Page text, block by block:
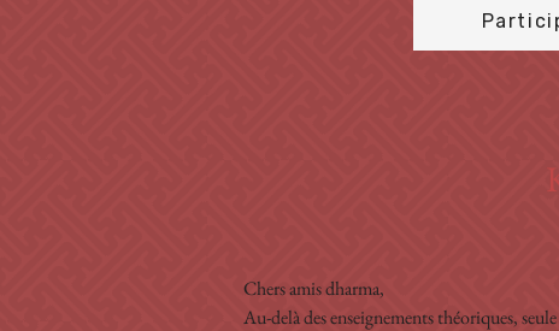
Chers amis dharma,
Au-delà des enseignements théoriques,